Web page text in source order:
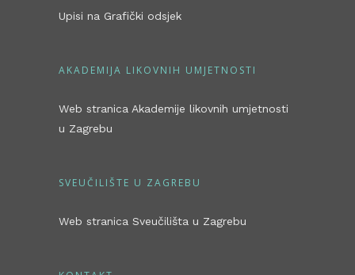
Upisi na Grafički odsjek
AKADEMIJA LIKOVNIH UMJETNOSTI
Web stranica Akademije likovnih umjetnosti
u Zagrebu
SVEUČILIŠTE U ZAGREBU
Web stranica Sveučilišta u Zagrebu